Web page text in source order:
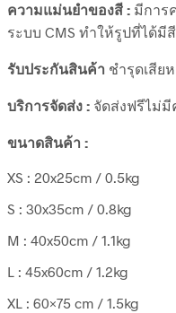
ความแม่นยำของสี : มีการ
ระบบ CMS ทำให้รูปที่ได้มี
รับประกันสินค้า ชำรุดเสีย
บริการจัดส่ง : จัดส่งฟรีไม่มี
ขนาดสินค้า :
XS : 20x25cm / 0.5kg
S : 30x35cm / 0.8kg
M : 40x50cm / 1.1kg
L : 45x60cm / 1.2kg
XL : 60×75 cm / 1.5kg